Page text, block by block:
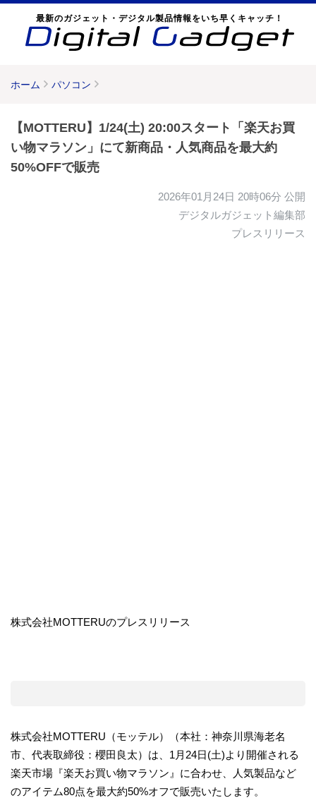
最新のガジェット・デジタル製品情報をいち早くキャッチ！
ホーム パソコン
【MOTTERU】1/24(土) 20:00スタート「楽天お買
い物マラソン」にて新商品・人気商品を最大約
50%OFFで販売
2026年01月24日 20時06分 公開
デジタルガジェット編集部
プレスリリース
株式会社MOTTERUのプレスリリース
株式会社MOTTERU（モッテル）（本社：神奈川県海老名
市、代表取締役：櫻田良太）は、1月24日(土)より開催される
楽天市場『楽天お買い物マラソン』に合わせ、人気製品など
のアイテム80点を最大約50%オフで販売いたします。